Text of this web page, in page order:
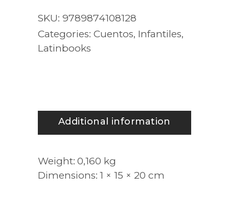
tecnología
quantity
SKU: 9789874108128
Categories: Cuentos, Infantiles,
Latinbooks
Additional information
Weight 0,160 kg
Dimensions 1 × 15 × 20 cm